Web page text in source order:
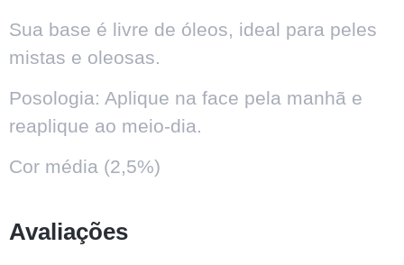
Sua base é livre de óleos, ideal para peles
mistas e oleosas.
Posologia: Aplique na face pela manhã e
reaplique ao meio-dia.
Cor média (2,5%)
Avaliações